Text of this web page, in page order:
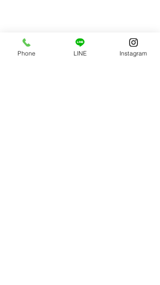
Phone LINE Instagram